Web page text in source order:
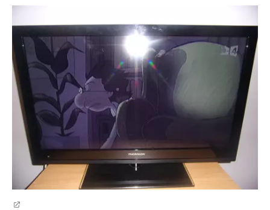
Dictionnaire
Biographies
Citations
Expressions
Proverbes
PROGRAMME TV
COPAINS D'AVANT
S'inscrire
Se connecter
Lycées
Collèges
Primaires
Universités
Entreprises
Service militaire
Avis de recherche
AVIS DE DÉCÈS
FORUM
Bricolage
Lifestyle
Culture
Auto
Television
Voyage
Cinema